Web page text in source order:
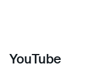
YouTube